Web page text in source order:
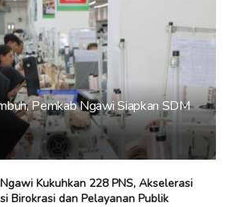
Pemkab Ngawi Siapkan SDM
Kukuhkan 228 PNS, Akselerasi
Birokrasi dan Pelayanan Publik